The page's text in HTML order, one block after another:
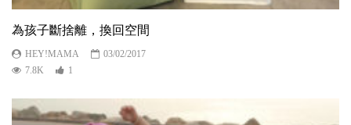
為孩子斷捨離，換回空間
HEY!MAMA
03/02/2017
7.8K
1